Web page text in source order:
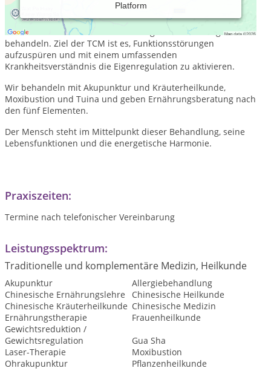
Platform
Die Traditionelle Chinesische Medizin kann bei allen
chronischen und akuten Erkrankungen angewendet werden
und sowohl funktionelle als auch organische Störungen
behandeln. Ziel der TCM ist es, Funktionsstörungen
aufzuspüren und mit einem umfassenden
Krankheitsverständnis die Eigenregulation zu aktivieren.
Wir behandeln mit Akupunktur und Kräuterheilkunde,
Moxibustion und Tuina und geben Ernährungsberatung nach
den fünf Elementen.
Der Mensch steht im Mittelpunkt dieser Behandlung, seine
Lebensfunktionen und die energetische Harmonie.
Praxiszeiten:
Termine nach telefonischer Vereinbarung
Leistungsspektrum:
Traditionelle und komplementäre Medizin, Heilkunde
Akupunktur
Allergiebehandlung
Chinesische Ernährungslehre
Chinesische Heilkunde
Chinesische Kräuterheilkunde Chinesische Medizin
Ernährungstherapie
Frauenheilkunde
Gewichtsreduktion /
Gewichtsregulation
Gua Sha
Laser-Therapie
Moxibustion
Ohrakupunktur
Pflanzenheilkunde